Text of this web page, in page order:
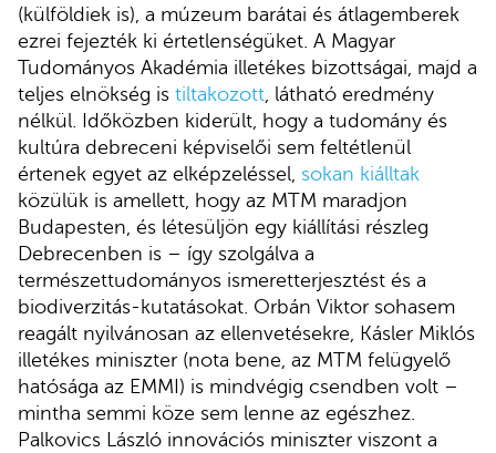
(külföldiek is), a múzeum barátai és átlagemberek
ezrei fejezték ki értetlenségüket. A Magyar
Tudományos Akadémia illetékes bizottságai, majd a
teljes elnökség is tiltakozott , látható eredmény
nélkül. Időközben kiderült, hogy a tudomány és
kultúra debreceni képviselői sem feltétlenül
értenek egyet az elképzeléssel, sokan kiálltak
közülük is amellett, hogy az MTM maradjon
Budapesten, és létesüljön egy kiállítási részleg
Debrecenben is – így szolgálva a
természettudományos ismeretterjesztést és a
biodiverzitás-kutatásokat. Orbán Viktor sohasem
reagált nyilvánosan az ellenvetésekre, Kásler Miklós
illetékes miniszter (nota bene, az MTM felügyelő
hatósága az EMMI) is mindvégig csendben volt –
mintha semmi köze sem lenne az egészhez.
Palkovics László innovációs miniszter viszont a